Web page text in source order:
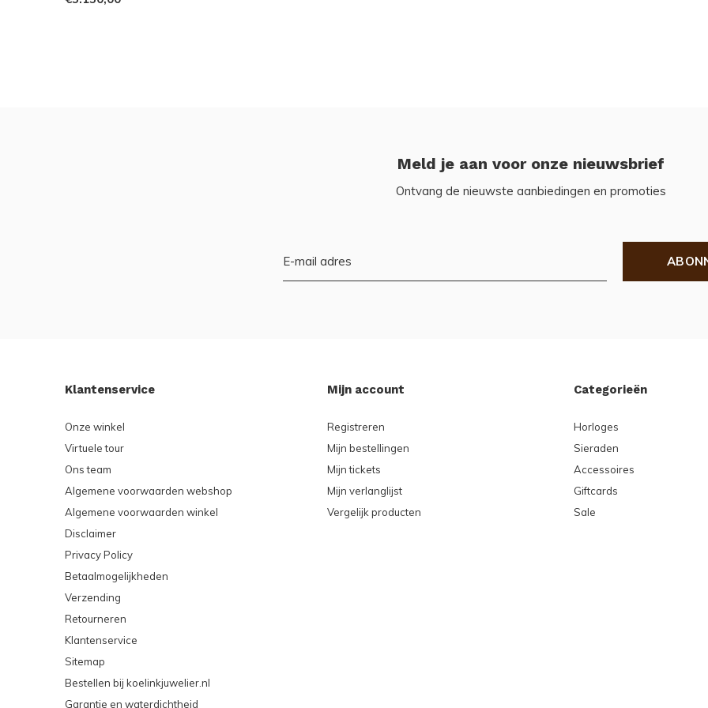
Meld je aan voor onze nieuwsbrief
Ontvang de nieuwste aanbiedingen en promoties
Klantenservice
Onze winkel
Virtuele tour
Ons team
Algemene voorwaarden webshop
Algemene voorwaarden winkel
Disclaimer
Privacy Policy
Betaalmogelijkheden
Verzending
Retourneren
Klantenservice
Sitemap
Bestellen bij koelinkjuwelier.nl
Garantie en waterdichtheid
Mijn account
Registreren
Mijn bestellingen
Mijn tickets
Mijn verlanglijst
Vergelijk producten
Categorieën
Horloges
Sieraden
Accessoires
Giftcards
Sale